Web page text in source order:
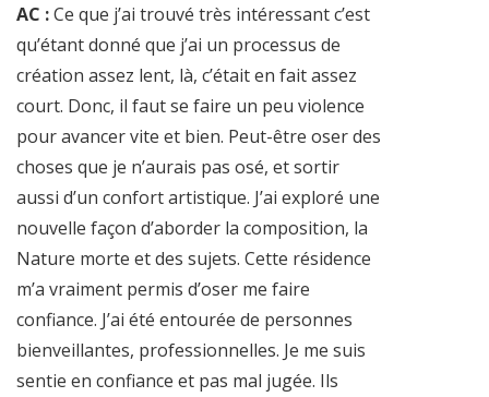
AC :Ce que j’ai trouvé très intéressant c’est
qu’étant donné que j’ai un processus de
création assez lent, là, c’était en fait assez
court. Donc, il faut se faire un peu violence
pour avancer vite et bien. Peut-être oser des
choses que je n’aurais pas osé, et sortir
aussi d’un confort artistique. J’ai exploré une
nouvelle façon d’aborder la composition, la
Nature morte et des sujets. Cette résidence
m’a vraiment permis d’oser me faire
confiance. J’ai été entourée de personnes
bienveillantes, professionnelles. Je me suis
sentie en confiance et pas mal jugée. Ils